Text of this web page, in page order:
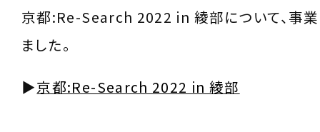
京都:Re-Search 2022 in 綾部について、事
ました。
▶︎京都:Re-Search 2022 in 綾部